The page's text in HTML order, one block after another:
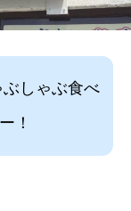
しゃぶ食べ
！